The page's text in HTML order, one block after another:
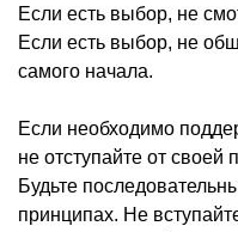
Если есть выбор, не
Если есть выбор, не
самого начала.
Если необходимо
не отступайте от своей
Будьте
принципах. Не